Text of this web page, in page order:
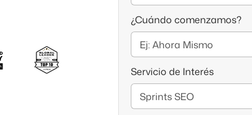
LOS ALGORITMOS DE GOOGLE MÁS
RELEVANTES. CONOCE SUS VERSIONES
Los algoritmos de Google y su...
¿Cuándo comenzamos?
Servicio de Interés